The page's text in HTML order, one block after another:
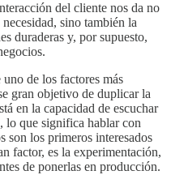
del cliente nos da no
sino también la
duraderas y, por supuesto,
de los factores más
gran objetivo de duplicar la
en la capacidad de escuchar
lo que significa hablar con
son los primeros interesados
factor, es la experimentación,
de ponerlas en producción.